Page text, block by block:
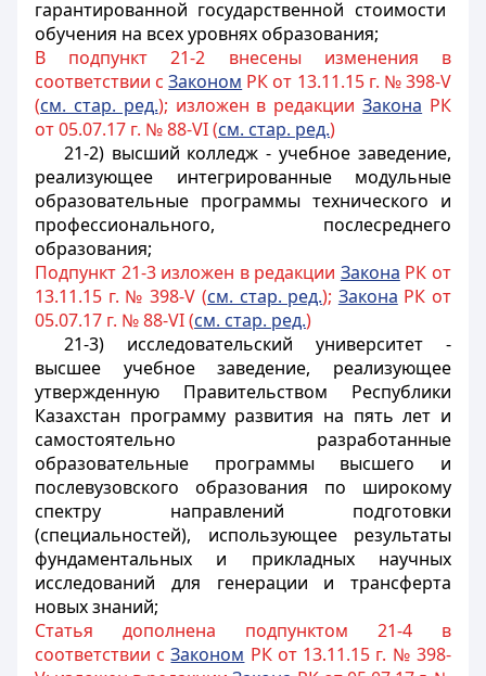
гарантированной государственной стоимости
обучения на всех уровнях образования;
В подпункт 21-2 внесены изменения в
соответствии сЗаконом РК от 13.11.15 г. № 398-V
(см. стар. ред.); изложен в редакцииЗакона РК
от 05.07.17 г. № 88-VI (см. стар. ред.)
21-2) высший колледж - учебное заведение,
реализующее интегрированные модульные
образовательные программы технического и
профессионального, послесреднего
образования;
Подпункт 21-3 изложен в редакции Закона РК от
13.11.15 г. № 398-V (см. стар. ред.); Закона РК от
05.07.17 г. № 88-VI (см. стар. ред.)
21-3) исследовательский университет -
высшее учебное заведение, реализующее
утвержденную Правительством Республики
Казахстан программу развития на пять лет и
самостоятельно разработанные
образовательные программы высшего и
послевузовского образования по широкому
спектру направлений подготовки
(специальностей), использующее результаты
фундаментальных и прикладных научных
исследований для генерации и трансферта
новых знаний;
Статья дополнена подпунктом 21-4 в
соответствии сЗаконом РК от 13.11.15 г. № 398-